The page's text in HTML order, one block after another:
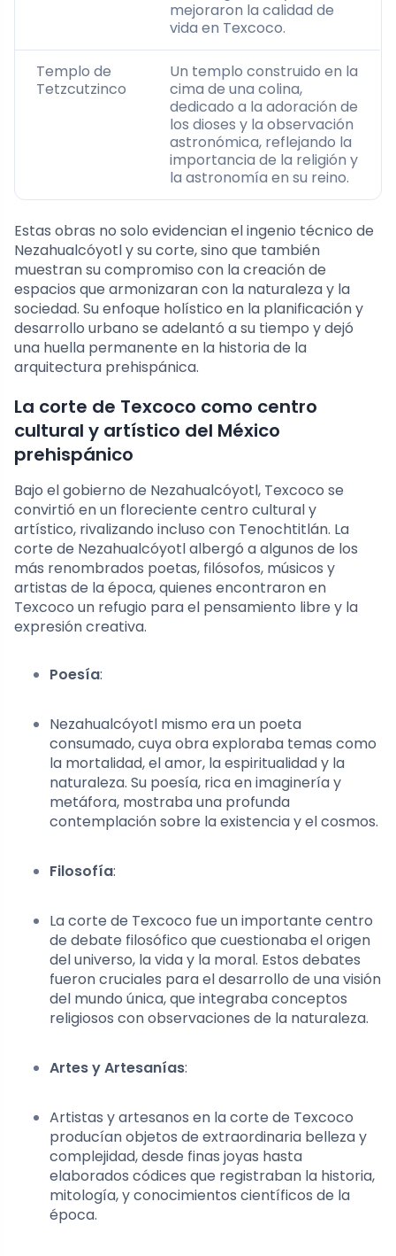
mejoraron la calidad de
vida en Texcoco.
Templo de
Tetzcutzinco
Un templo construido en la
cima de una colina,
dedicado a la adoración de
los dioses y la observación
astronómica, reflejando la
importancia de la religión y
la astronomía en su reino.
Estas obras no solo evidencian el ingenio técnico de
Nezahualcóyotl y su corte, sino que también
muestran su compromiso con la creación de
espacios que armonizaran con la naturaleza y la
sociedad. Su enfoque holístico en la planificación y
desarrollo urbano se adelantó a su tiempo y dejó
una huella permanente en la historia de la
arquitectura prehispánica.
La corte de Texcoco como centro
cultural y artístico del México
prehispánico
Bajo el gobierno de Nezahualcóyotl, Texcoco se
convirtió en un floreciente centro cultural y
artístico, rivalizando incluso con Tenochtitlán. La
corte de Nezahualcóyotl albergó a algunos de los
más renombrados poetas, filósofos, músicos y
artistas de la época, quienes encontraron en
Texcoco un refugio para el pensamiento libre y la
expresión creativa.
Poesía:
Nezahualcóyotl mismo era un poeta
consumado, cuya obra exploraba temas como
la mortalidad, el amor, la espiritualidad y la
naturaleza. Su poesía, rica en imaginería y
metáfora, mostraba una profunda
contemplación sobre la existencia y el cosmos.
Filosofía:
La corte de Texcoco fue un importante centro
de debate filosófico que cuestionaba el origen
del universo, la vida y la moral. Estos debates
fueron cruciales para el desarrollo de una visión
del mundo única, que integraba conceptos
religiosos con observaciones de la naturaleza.
Artes y Artesanías:
Artistas y artesanos en la corte de Texcoco
producían objetos de extraordinaria belleza y
complejidad, desde finas joyas hasta
elaborados códices que registraban la historia,
mitología, y conocimientos científicos de la
época.